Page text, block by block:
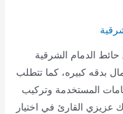
الدمام الشرقية
بدقه كبيره، كما تتطلب
المستخدمة وتركيب
القارئ في اختيار